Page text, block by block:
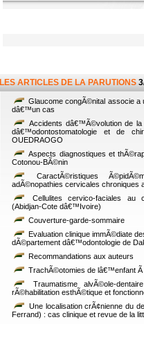
LES ARTICLES DE LA PARUTIONS
Glaucome congÃ©nital associe
dâ€™un cas
Accidents dâ€™Ã©volution de
dâ€™odontostomatologie et de
OUEDRAOGO
Aspects diagnostiques et
Cotonou-BÃ©nin
CaractÃ©ristiques
adÃ©nopathies cervicales chroniques
Cellulites cervico-faciales au
(Abidjan-Cote dâ€™Ivoire)
Couverture-garde-sommaire
Evaluation clinique immÃ©diate
dÃ©partement dâ€™odontologie de
Recommandations aux auteurs
TrachÃ©otomies de lâ€™enfant
Traumatisme alvÃ©ole-
rÃ©habilitation esthÃ©tique et
Une localisation crÃ¢nienne du
Ferrand) : cas clinique et revue de la